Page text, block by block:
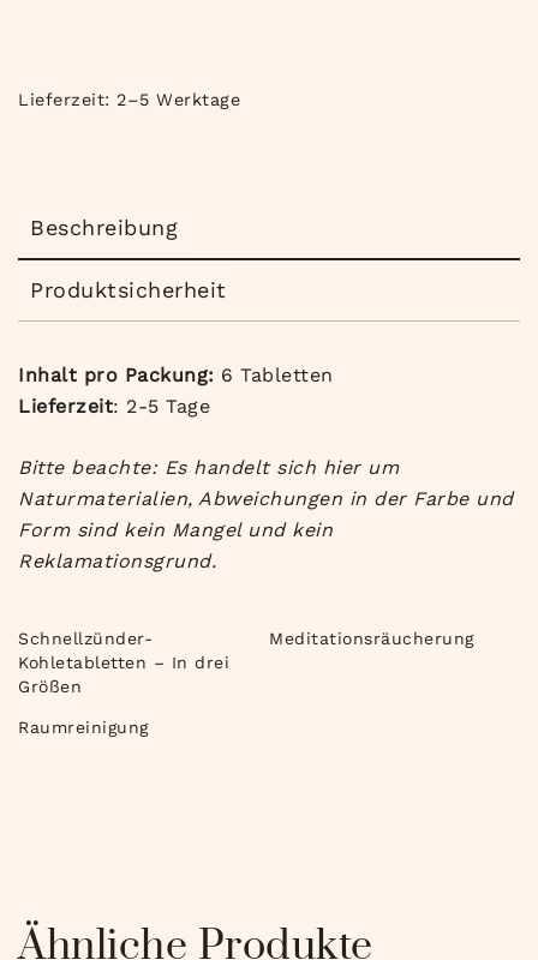
Lieferzeit: 2–5 Werktage
Beschreibung
Produktsicherheit
Inhalt pro Packung: 6 Tabletten
Lieferzeit: 2-5 Tage
Bitte beachte: Es handelt sich hier um
Naturmaterialien, Abweichungen in der Farbe und
Form sind kein Mangel und kein
Reklamationsgrund.
Schnellzünder-
Kohletabletten – In drei
Größen
Meditationsräucherung
Raumreinigung
Ähnliche Produkte